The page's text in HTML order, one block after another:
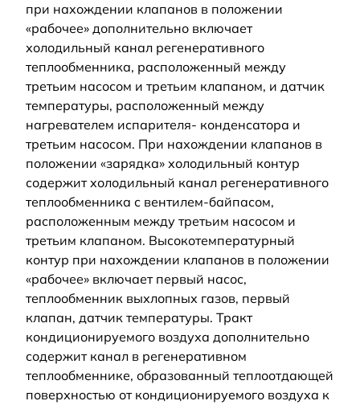
при нахождении клапанов в положении
«рабочее» дополнительно включает
холодильный канал регенеративного
теплообменника, расположенный между
третьим насосом и третьим клапаном, и датчик
температуры, расположенный между
нагревателем испарителя- конденсатора и
третьим насосом. При нахождении клапанов в
положении «зарядка» холодильный контур
содержит холодильный канал регенеративного
теплообменника с вентилем-байпасом,
расположенным между третьим насосом и
третьим клапаном. Высокотемпературный
контур при нахождении клапанов в положении
«рабочее» включает первый насос,
теплообменник выхлопных газов, первый
клапан, датчик температуры. Тракт
кондиционируемого воздуха дополнительно
содержит канал в регенеративном
теплообменнике, образованный теплоотдающей
поверхностью от кондиционируемого воздуха к